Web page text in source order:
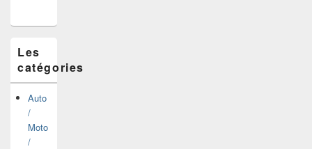
latérale
Les
catégories
Auto
/
Moto
/